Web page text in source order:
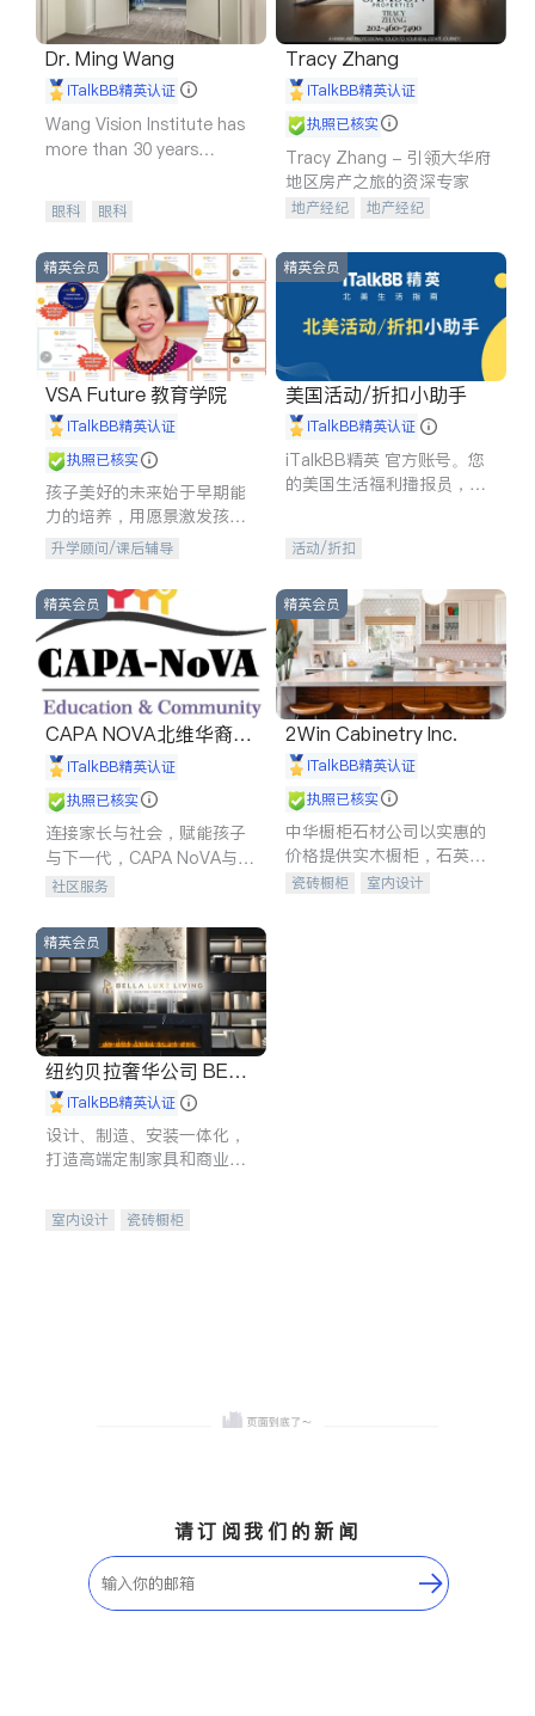
Dr. Ming Wang
iTalkBB精英认证
Wang Vision Institute has
more than 30 years
眼科 眼科
Tracy Zhang
iTalkBB精英认证
执照已核实
Tracy Zhang - 引领大华府
地区房产之旅的资深专家
地产经纪
地产经纪
商铺租售
精英会员
VSA Future 教育学院
iTalkBB精英认证
执照已核实
孩子美好的未来始于早期能
力的培养，用愿景激发孩子
的学习潜力和动力。理念：
石。
升学顾问/课后辅导
精英会员
美国活动/折扣小助手
iTalkBB精英认证
iTalkBB精英 官方账号。您
的美国生活福利播报员，精
专属福利。
活动/折扣
精英会员
CAPA NOVA北维华裔家
长会iTalkBB精英认证
执照已核实
连接家长与社会，赋能孩子
与下一代，CAPA NoVA与您
携手建设包容、公平、充满
社区服务
精英会员
2Win Cabinetry Inc.
iTalkBB精英认证
执照已核实
中华橱柜石材公司以实惠的
价格提供实木橱柜，石英石
台面，多种优质不锈钢水
瓷砖橱柜
室内设计
精英会员
纽约贝拉奢华公司 BELL
A LUXE
iTalkBB精英认证
设计、制造、安装一体化，
打造高端定制家具和商业空
室内设计
瓷砖橱柜
请订阅我们的新闻